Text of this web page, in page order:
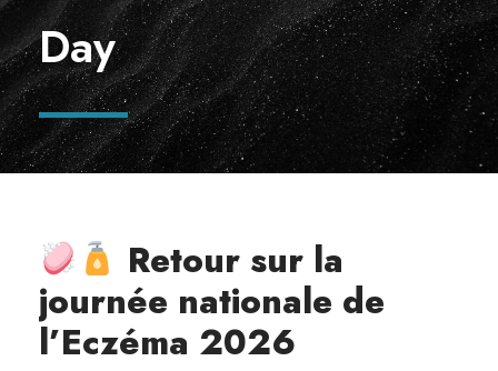
Day
Retour sur la
journée nationale de
l’Eczéma 2026